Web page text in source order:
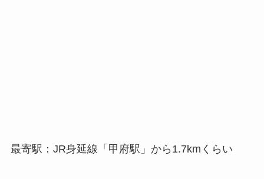
最寄駅：JR身延線「甲府駅」から1.7kmくらい